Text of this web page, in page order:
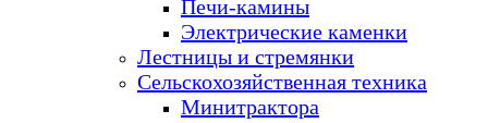
Печи-камины
Электрические каменки
Лестницы и стремянки
Сельскохозяйственная техника
Минитрактора